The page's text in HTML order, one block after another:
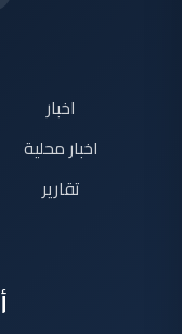
اخبار
اخبار محلية
تقارير